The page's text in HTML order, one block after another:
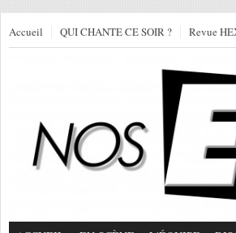
Accueil QUI CHANTE CE SOIR ? Revue